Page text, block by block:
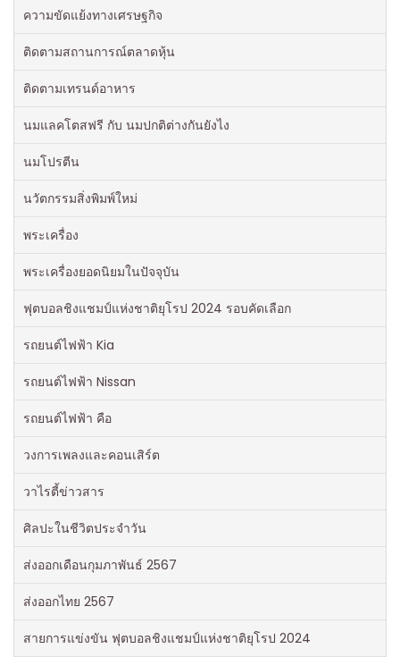
ความขัดแย้งทางเศรษฐกิจ
ติดตามสถานการณ์ตลาดหุ้น
ติดตามเทรนด์อาหาร
นมแลคโตสฟรี กับ นมปกติต่างกันยังไง
นมโปรตีน
นวัตกรรมสิ่งพิมพ์ใหม่
พระเครื่อง
พระเครื่องยอดนิยมในปัจจุบัน
ฟุตบอลชิงแชมป์แห่งชาติยุโรป 2024 รอบคัดเลือก
รถยนต์ไฟฟ้า Kia
รถยนต์ไฟฟ้า Nissan
รถยนต์ไฟฟ้า คือ
วงการเพลงและคอนเสิร์ต
วาไรตี้ข่าวสาร
ศิลปะในชีวิตประจำวัน
ส่งออกเดือนกุมภาพันธ์ 2567
ส่งออกไทย 2567
สายการแข่งขัน ฟุตบอลชิงแชมป์แห่งชาติยุโรป 2024